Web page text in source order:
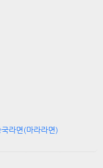
라면(마라라면)